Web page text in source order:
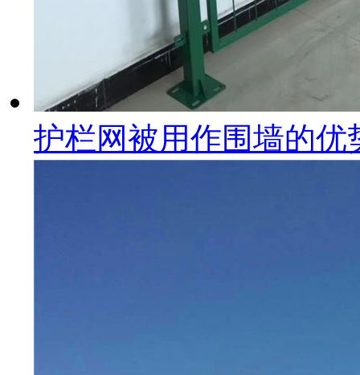
护栏网被用作围墙的优